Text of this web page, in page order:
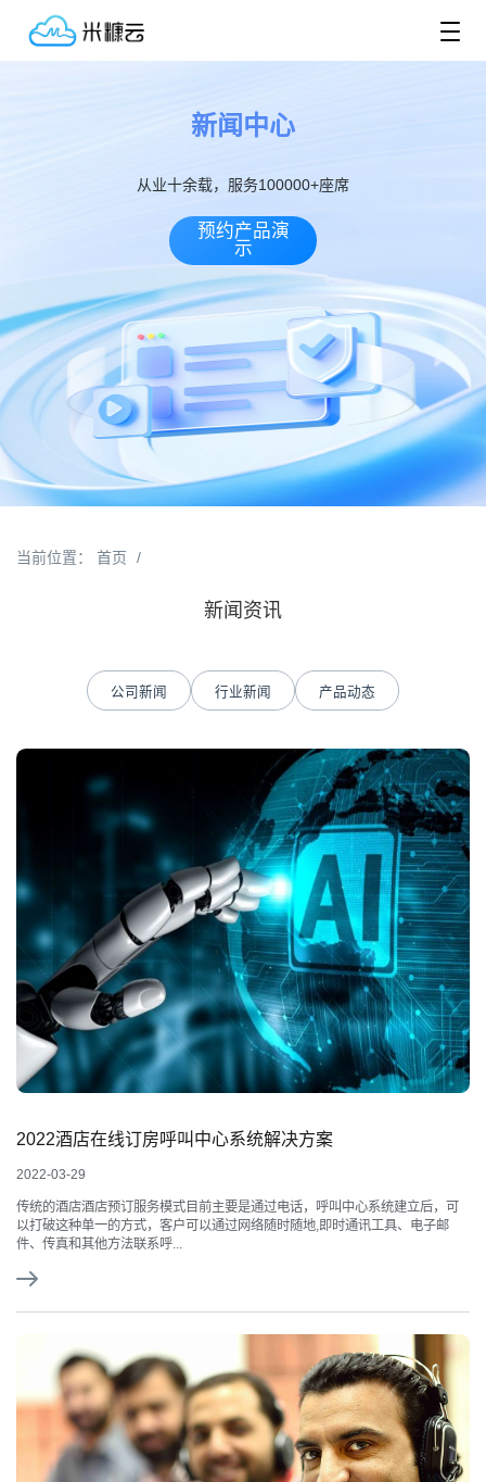
新闻中心
从业十余载，服务100000+座席
预约产品演
示
当前位置： 首页 /
新闻资讯
公司新闻 行业新闻 产品动态
2022酒店在线订房呼叫中心系统解决方案
2022-03-29
传统的酒店酒店预订服务模式目前主要是通过电话，呼叫中心系统建立后，可
以打破这种单一的方式，客户可以通过网络随时随地,即时通讯工具、电子邮
件、传真和其他方法联系呼...